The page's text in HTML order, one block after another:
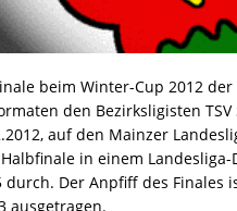
beim Winter-Cup 2012
den Bezirksligisten
auf den Mainzer
in einem Landesliga-
Der Anpfiff des Finales
ausgetragen.